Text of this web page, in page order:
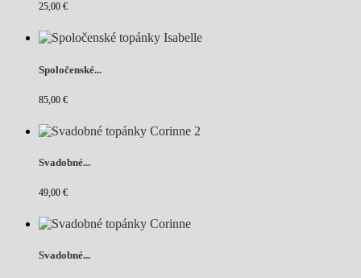
25,00 €
Spoločenské...
85,00 €
Svadobné...
49,00 €
Svadobné...